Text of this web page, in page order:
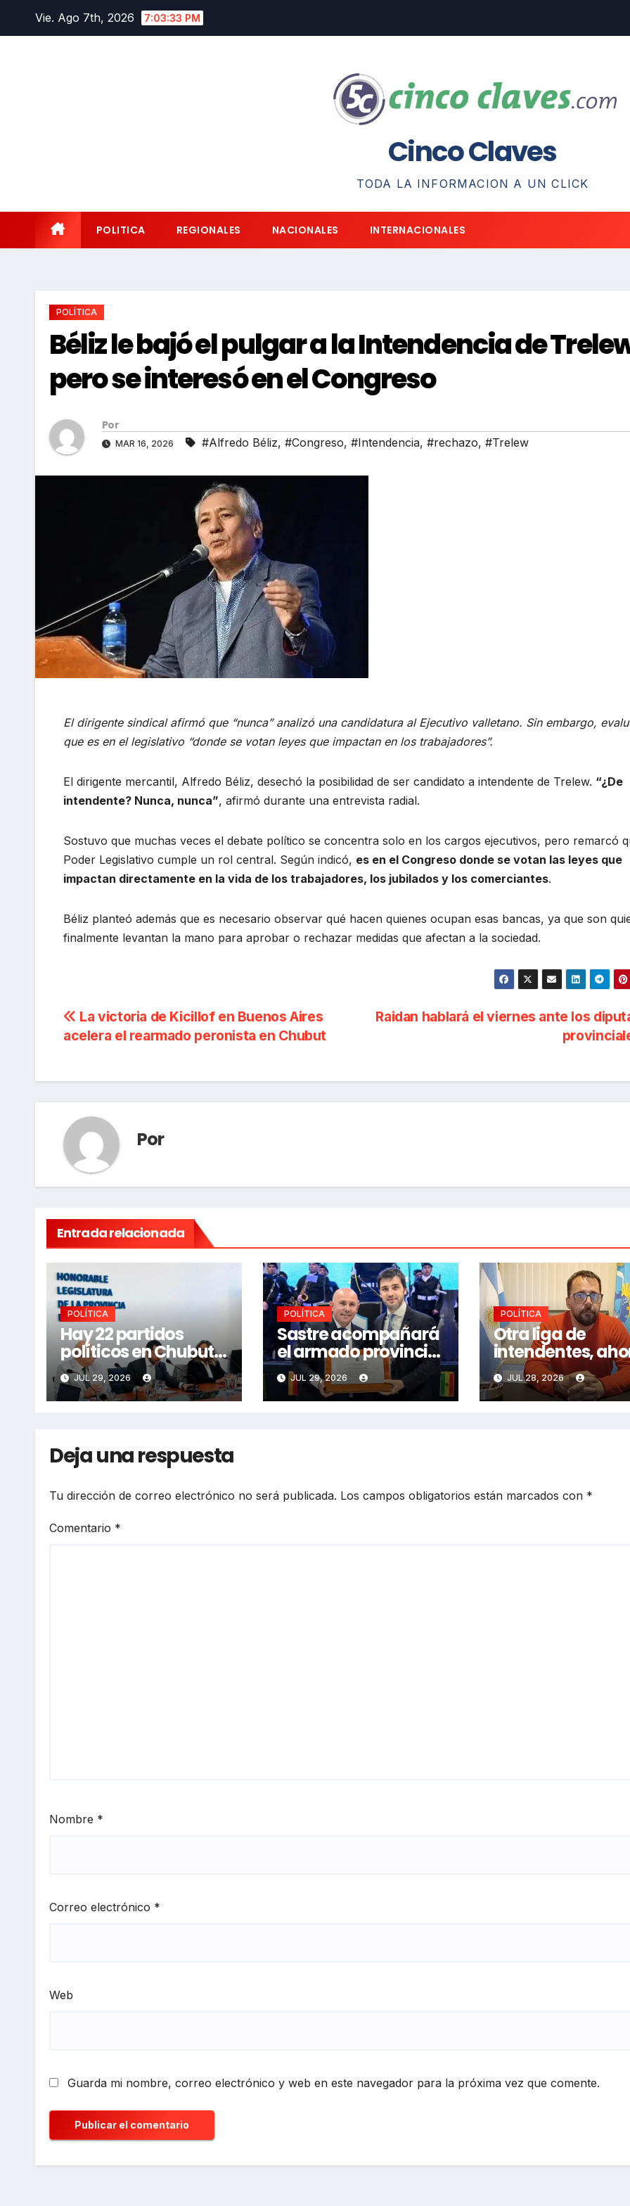
Vie. Ago 7th, 2026 7:03:34 PM
Cinco Claves
TODA LA INFORMACION A UN CLICK
POLITICA REGIONALES NACIONALES INTERNACIONALES
POLÍTICA
Béliz le bajó el pulgar a la Intendencia de
pero se interesó en el Congreso
Por
MAR 16, 2026 #Alfredo Béliz, #Congreso, #Intendencia, #rechazo, #Trelew
El dirigente sindical afirmó que “nunca” analizó una candidatura al Ejecutivo valletano. Sin embargo,
que es en el legislativo “donde se votan leyes que impactan en los trabajadores”.
El dirigente mercantil, Alfredo Béliz, desechó la posibilidad de ser candidato a intendente de Trelew. “¿De
intendente? Nunca, nunca”, afirmó durante una entrevista radial.
Sostuvo que muchas veces el debate político se concentra solo en los cargos ejecutivos, pero remarcó
Poder Legislativo cumple un rol central. Según indicó, es en el Congreso donde se votan las leyes que
impactan directamente en la vida de los trabajadores, los jubilados y los comerciantes.
Béliz planteó además que es necesario observar qué hacen quienes ocupan esas bancas, ya que son
finalmente levantan la mano para aprobar o rechazar medidas que afectan a la sociedad.
Navegación
de
entradas
Raidan hablará el viernes ante los
La victoria de Kicillof en Buenos Aires
acelera el rearmado peronista en Chubut
Por
Entrada relacionada
POLÍTICA
Hay 22 partidos
políticos en Chubut
que podrían
caducar
JUL 29, 2026
POLÍTICA
Sastre acompañará
el armado provincial
de Torres
JUL 29, 2026
POLÍTICA
Otra liga de
intendentes,
en la Cordillera
JUL 28, 2026
Deja una respuesta
Tu dirección de correo electrónico no será publicada. Los campos obligatorios están marcados con *
Comentario *
Nombre *
Correo electrónico *
Web
Guarda mi nombre, correo electrónico y web en este navegador para la próxima vez que comente.